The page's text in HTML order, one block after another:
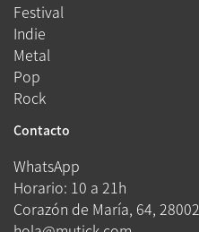
Festival
Indie
Metal
Pop
Rock
Contacto
WhatsApp
Horario: 10 a 21h
Corazón de María, 64,